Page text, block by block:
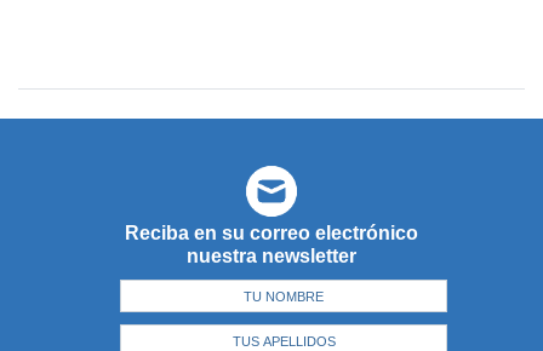
Reciba en su correo electrónico
nuestra newsletter